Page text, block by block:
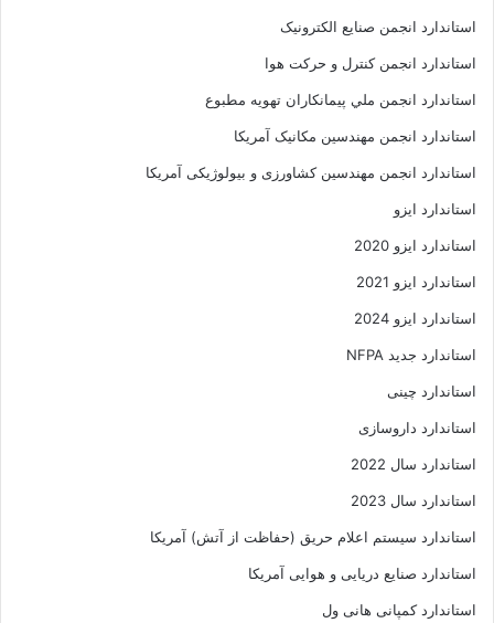
استاندارد انجمن صنايع الکترونيک
استاندارد انجمن کنترل و حرکت هوا
استاندارد انجمن ملي پيمانکاران تهويه مطبوع
استاندارد انجمن مهندسين مکانيک آمريکا
استاندارد انجمن مهندسین کشاورزی و بیولوژیکی آمریکا
استاندارد ایزو
استاندارد ایزو 2020
استاندارد ایزو 2021
استاندارد ایزو 2024
استاندارد جدید NFPA
استاندارد چینی
استاندارد داروسازی
استاندارد سال 2022
استاندارد سال 2023
استاندارد سیستم اعلام حریق (حفاظت از آتش) آمریکا
استاندارد صنایع دریایی و هوایی آمریکا
استاندارد کمپانی هانی ول